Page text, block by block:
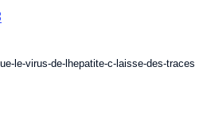
le-virus-de-lhepatite-c-laisse-des-traces